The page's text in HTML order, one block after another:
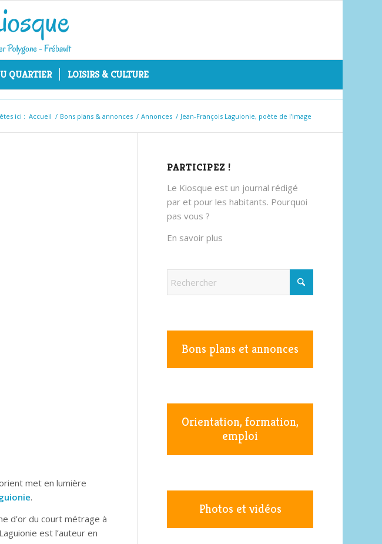
QUARTIER LOISIRS & CULTURE
ici : Accueil / Bons plans & annonces / Annonces / Jean-François Laguionie, poète de l’image
met en lumière
.
d’or du court métrage à
est l’auteur en
PARTICIPEZ !
Le Kiosque est un journal rédigé
par et pour les habitants. Pourquoi
pas vous ?
En savoir plus
Bons plans et annonces
Orientation, formation,
emploi
Photos et vidéos